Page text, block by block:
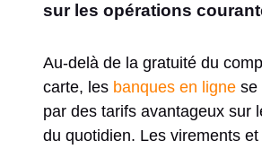
sur les opérations
Au-delà de la gratuité du
carte, les banques en ligne se
par des tarifs avantageux sur
du quotidien. Les virements et